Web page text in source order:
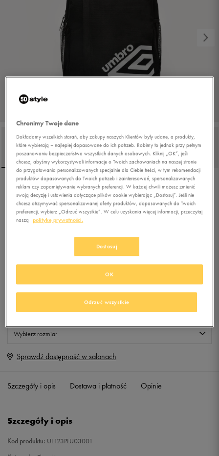
UMBRO PLECAK DEPDALE
5.0(65
Produkt niedostępny
Jeśli artykuł będzie ponownie dostępny, otrzymasz od nas powiadomienie.
Wybierz rozmiar
ONE SIZE Powiadom o dostępności
Sprawdź dostępność w salonach
Szczegóły i opis Dostawa i płatność Opinie
Szczegóły i opis
Kod produktu: UL123PLU03001
Chronimy Twoje dane
Dokładamy wszelkich starań, aby zakupy naszych Klientów były udane, a produkty,
które wybierają – najlepiej dopasowane do ich potrzeb. Robimy to jednak przy pełnym
poszanowaniu bezpieczeństwa wszystkich danych osobowych. Kliknij „OK”, jeśli
chcesz, abyśmy wykorzystywali informacje o Twoich zachowaniach na naszej stronie
do przygotowania personalizowanych specjalnie dla Ciebie treści, w tym rekomendacji
produktów dopasowanych do Twoich potrzeb i zainteresowań, spersonalizowanych
reklam czy zapamiętywanie wybranych preferencji. W każdej chwili możesz zmienić
swoją decyzję i ustawienia dotyczące plików cookie wybierając „Dostosuj”. Jeśli nie
chcesz otrzymywać spersonalizowanej oferty produktów, dopasowanych do Twoich
preferencji, wybierz „Odrzuć wszystkie”. W celu uzyskania więcej informacji, przeczytaj
naszą
politykę prywatności.
Dostosuj
Odrzuć wszystkie
OK